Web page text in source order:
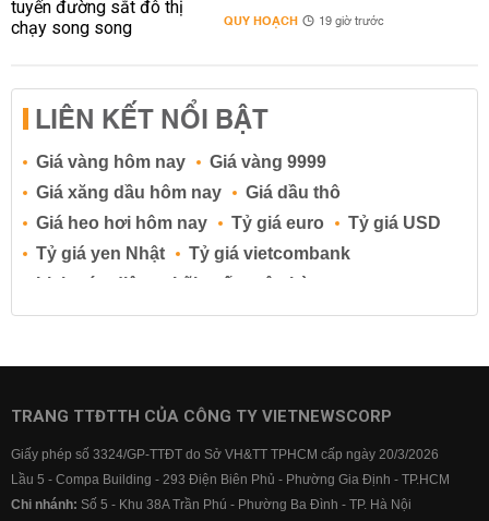
QUY HOẠCH 19 giờ trước
LIÊN KẾT NỔI BẬT
Giá vàng hôm nay
Giá vàng 9999
Giá xăng dầu hôm nay
Giá dầu thô
Giá heo hơi hôm nay
Tỷ giá euro
Tỷ giá USD
Tỷ giá yen Nhật
Tỷ giá vietcombank
Lịch cúp điện
Lãi suất ngân hàng
Lãi suất tiết kiệm
Lãi suất tiền gửi
Lãi suất ngân hàng BIDV
Lãi suất ngân hàng Vietcombank
TRANG TTĐTTH CỦA CÔNG TY VIETNEWSCORP
Giấy phép số 3324/GP-TTĐT do Sở VH&TT TPHCM cấp ngày 20/3/2026
Lầu 5 - Compa Building - 293 Điện Biên Phủ - Phường Gia Định - TP.HCM
Chi nhánh: Số 5 - Khu 38A Trần Phú - Phường Ba Đình - TP. Hà Nội